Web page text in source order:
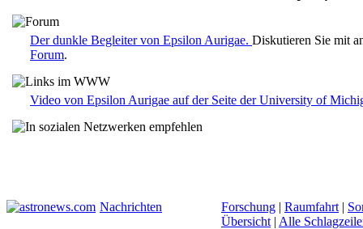
Der dunkle Begleiter von Epsilon Aurigae. Diskutieren Sie mit
Forum.
Video von Epsilon Aurigae auf der Seite der University of
Nachrichten Forschung | Raumfahrt |
Übersicht | Alle